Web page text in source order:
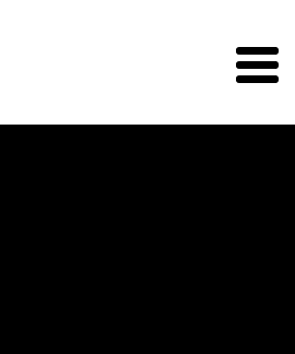
Menu